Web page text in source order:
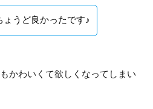
ょうど良かったです♪
かわいくて欲しくなってしまい